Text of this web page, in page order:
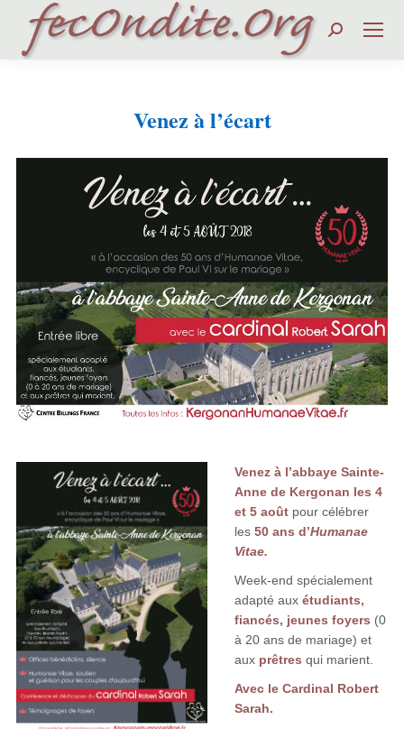
Search:
Venez à l’écart
Venez à l’abbaye Sainte-
Anne de Kergonan les 4
et 5 août pour célébrer
les 50 ans d’Humanae
Vitae.
Week-end spécialement
adapté auxétudiants,
fiancés, jeunes foyers (0
à 20 ans de mariage) et
aux prêtres qui marient.
Avec le Cardinal Robert
Sarah.